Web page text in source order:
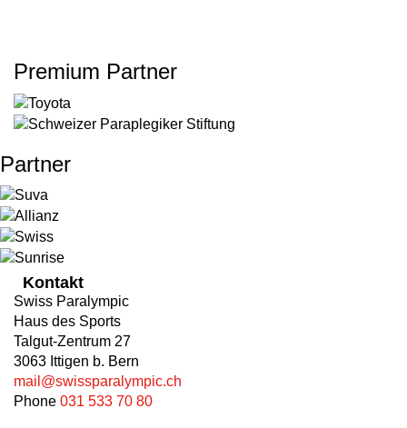
Premium Partner
Partner
Kontakt
Swiss Paralympic
Haus des Sports
Talgut-Zentrum 27
3063 Ittigen b. Bern
mail@swissparalympic.ch
Phone 031 533 70 80